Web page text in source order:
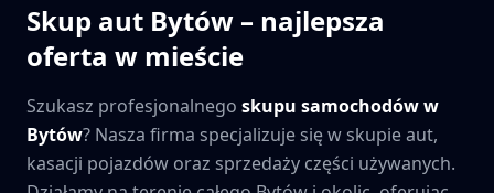
Skup aut Bytów – najlepsza
oferta w mieście
Szukasz profesjonalnego skupu samochodów w
Bytów? Nasza firma specjalizuje się w skupie aut,
kasacji pojazdów oraz sprzedaży części używanych.